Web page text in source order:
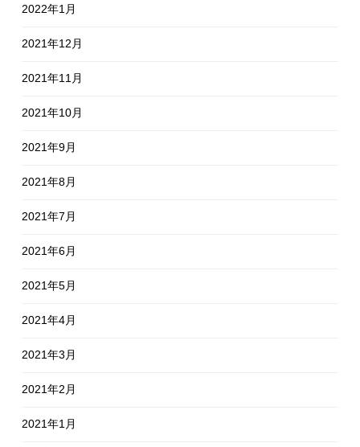
2022年1月
2021年12月
2021年11月
2021年10月
2021年9月
2021年8月
2021年7月
2021年6月
2021年5月
2021年4月
2021年3月
2021年2月
2021年1月